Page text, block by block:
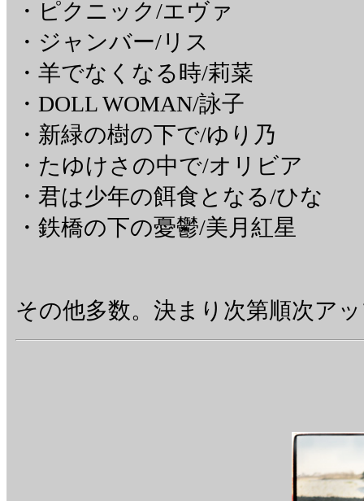
・ピクニック/エヴァ
・ジャンバー/リス
・羊でなくなる時/莉菜
・DOLL WOMAN/詠子
・新緑の樹の下で/ゆり乃
・たゆけさの中で/オリビア
・君は少年の餌食となる/ひな
・鉄橋の下の憂鬱/美月紅星
その他多数。決まり次第順次ア